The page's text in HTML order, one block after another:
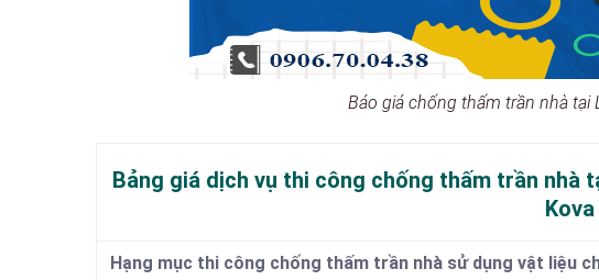
Báo giá chống thấm trần nhà tại
Bảng giá dịch vụ thi công chống thấm trần nhà
Kova
Hạng mục thi công chống thấm trần nhà sử dụng vật liệu